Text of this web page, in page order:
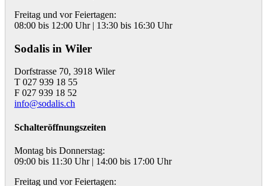
Freitag und vor Feiertagen:
08:00 bis 12:00 Uhr | 13:30 bis 16:30 Uhr
Sodalis in Wiler
Dorfstrasse 70, 3918 Wiler
T 027 939 18 55
F 027 939 18 52
info@sodalis.ch
Schalteröffnungszeiten
Montag bis Donnerstag:
09:00 bis 11:30 Uhr | 14:00 bis 17:00 Uhr
Freitag und vor Feiertagen: